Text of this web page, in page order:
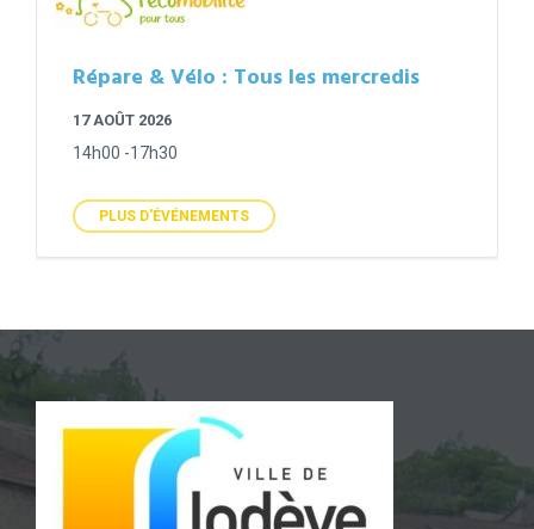
Répare & Vélo : Tous les mercredis
17 AOÛT 2026
14h00 -17h30
PLUS D'ÉVÉNEMENTS